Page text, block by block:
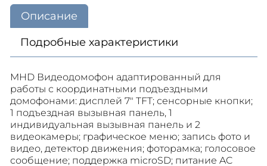
Описание
Подробные характеристики
MHD Видеодомофон адаптированный для
работы с координатными подъездными
домофонами: дисплей 7" TFT; сенсорные кнопки;
1 подъездная вызывная панель, 1
индивидуальная вызывная панель и 2
видеокамеры; графическое меню; запись фото и
видео, детектор движения; фоторамка; голосовое
сообщение; поддержка microSD; питание AC